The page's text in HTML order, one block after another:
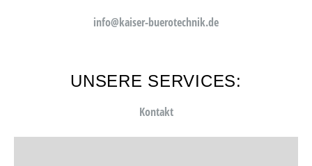
info@kaiser-buerotechnik.de
UNSERE SERVICES:
Kontakt